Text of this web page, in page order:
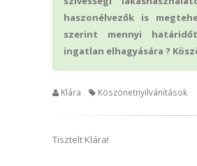
haszonélvezők is
szerint mennyi
ingatlan elhagyására ?
Klára Köszönetnyilvánítások
Tisztelt Klára!